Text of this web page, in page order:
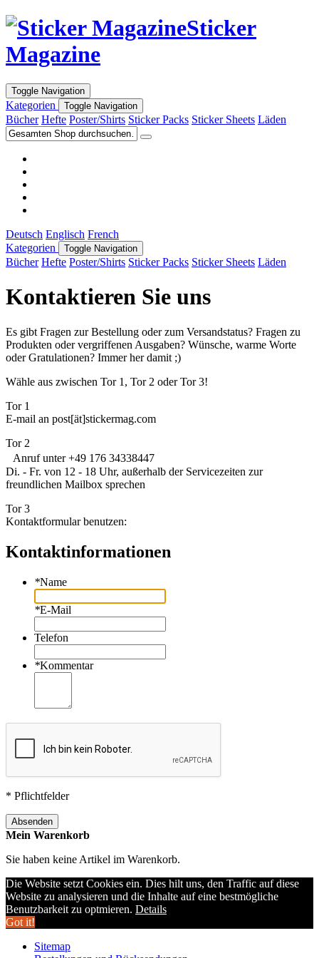
Sticker
Magazine
Toggle Navigation
Kategorien Toggle Navigation
Bücher Hefte Poster/Shirts Sticker Packs Sticker Sheets Läden
Deutsch Englisch French
Kategorien
Toggle Navigation
Bücher Hefte Poster/Shirts Sticker Packs Sticker Sheets Läden
Kontaktieren Sie uns
Es gibt Fragen zur Bestellung oder zum Versandstatus? Fragen zu
Produkten oder vergriffenen Ausgaben? Wünsche, warme Worte
oder Gratulationen? Immer her damit ;)
Wähle aus zwischen Tor 1, Tor 2 oder Tor 3!
Tor 1
E-mail an post[ät]stickermag.com
Tor 2
Anruf unter +49 176 34338447
Di. - Fr. von 12 - 18 Uhr, außerhalb der Servicezeiten zur
freundlichen Mailbox sprechen
Tor 3
Kontaktformular benutzen:
Kontaktinformationen
*Name
*E-Mail
Telefon
*Kommentar
* Pflichtfelder
Absenden
Mein Warenkorb
Sie haben keine Artikel im Warenkorb.
Die Website setzt Cookies ein. Dies hilt uns, den Traffic auf diese
Website zu analysieren und die Inhalte auf eine bestmögliche
Benutzbarkeit zu optmieren. Details
Got it!
Sitemap